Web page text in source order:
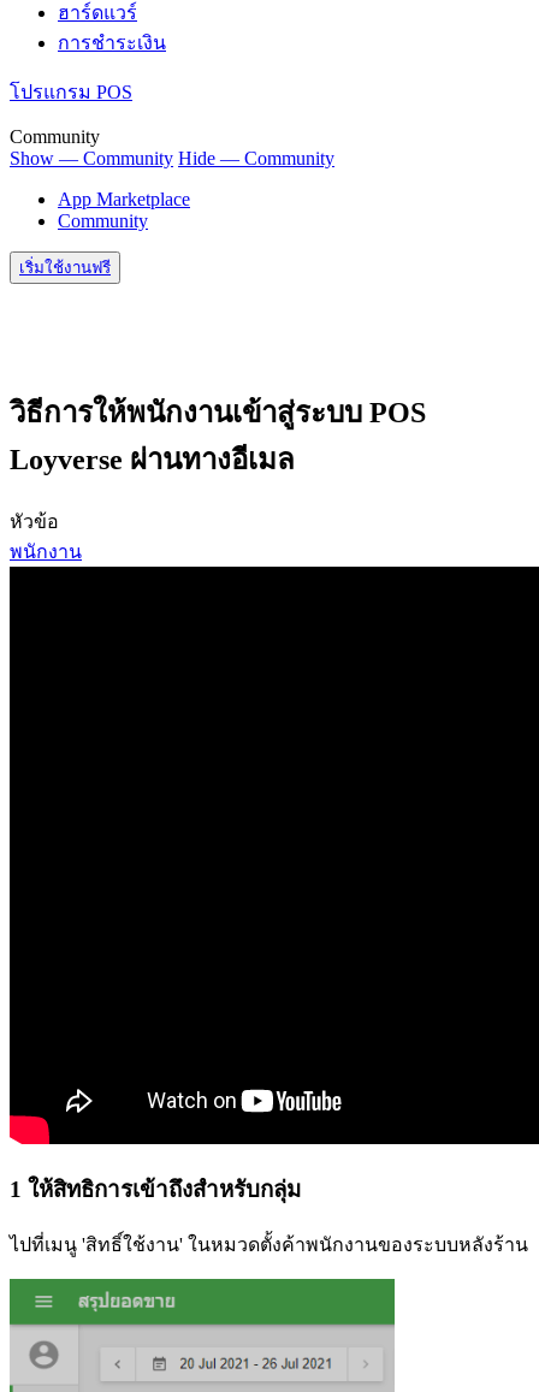
ฮาร์ดแวร์
การชำระเงิน
โปรแกรม POS
Community
Show — Community Hide — Community
App Marketplace
Community
เริ่มใช้งานฟรี
วิธีการให้พนักงานเข้าสู่ระบบ POS
Loyverse ผ่านทางอีเมล
หัวข้อ
พนักงาน
1 ให้สิทธิการเข้าถึงสำหรับกลุ่ม
ไปที่เมนู 'สิทธิ์ใช้งาน' ในหมวดตั้งค้าพนักงานของระบบหลังร้าน